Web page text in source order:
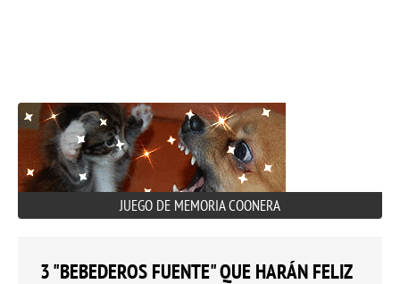
JUEGO DE MEMORIA COONERA
3 "BEBEDEROS FUENTE" QUE HARÁN FELIZ